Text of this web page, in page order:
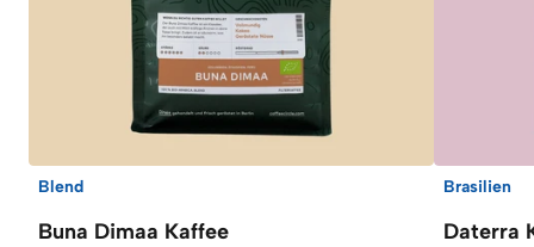
Blend
Buna Dimaa Kaffee
Brasilien
Daterra